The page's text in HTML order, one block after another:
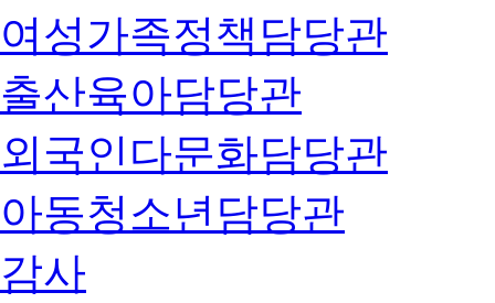
여성가족정책담당관
출산육아담당관
외국인다문화담당관
아동청소년담당관
감사